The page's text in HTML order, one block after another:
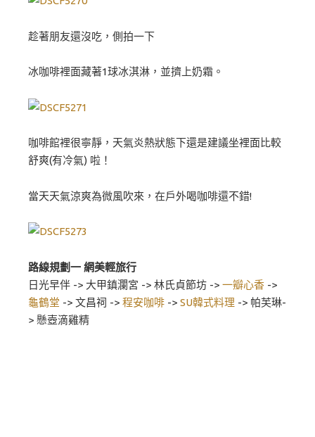
趁著朋友還沒吃，側拍一下
冰咖啡裡面藏著1球冰淇淋，並擠上奶霜。
咖啡館裡很寧靜，天氣炎熱狀態下還是建議坐裡面比較
舒爽(有冷氣) 啦！
當天天氣涼爽為微風吹來，在戶外喝咖啡還不錯!
路線規劃一 網美輕旅行
日光早伴 -> 大甲鎮瀾宮 -> 林氏貞節坊 -> 一瓣心香 ->
龜鶴堂 -> 文昌祠 -> 程安咖啡 -> SU韓式料理 -> 帕芙琳-
> 懸壺滴雞精